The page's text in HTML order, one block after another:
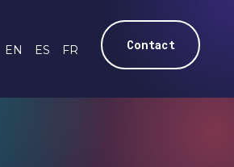
EN ES FR Contact